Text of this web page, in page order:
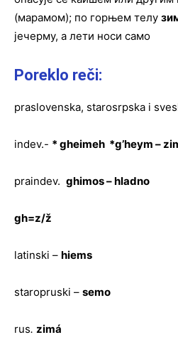
(марамом); по горњем телу
јечерму, а лети носи само
Poreklo reči:
praslovenska, starosrpska i
indev.- * gheimeh *g’heym –
praindev. ghimos – hladno
gh=z/ž
latinski – hiems
staropruski – semo
rus. zimá